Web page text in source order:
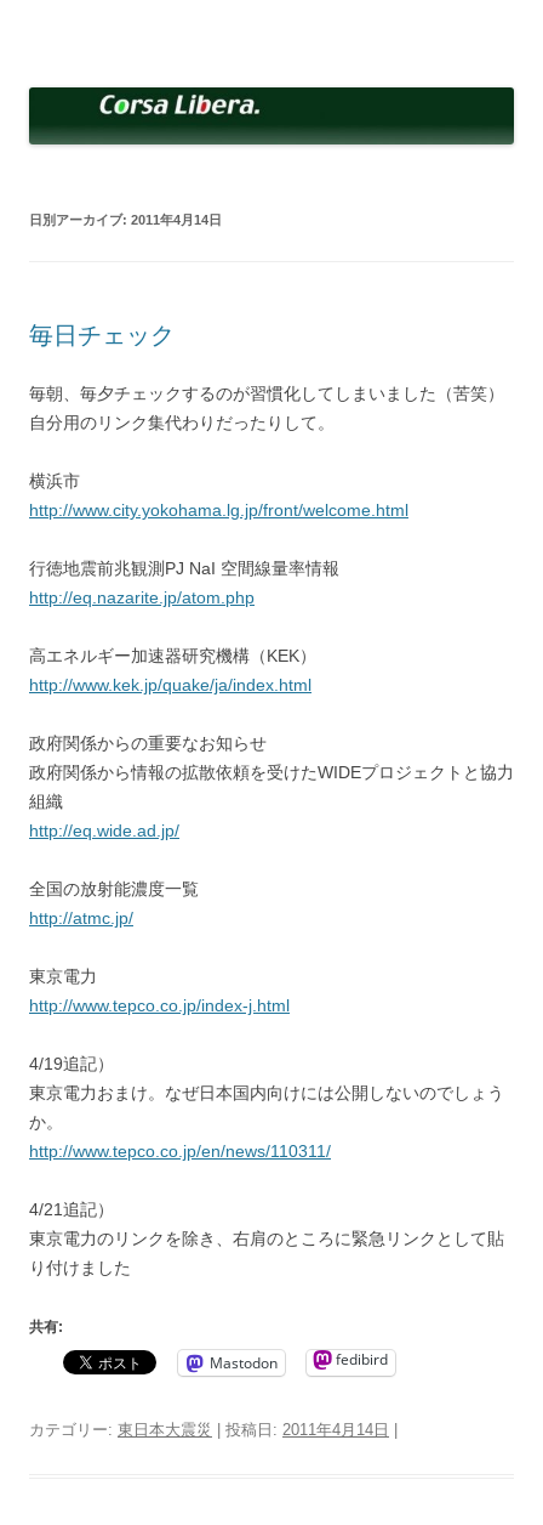
へ
ッ
日別アーカイブ: 2011年4月14日
毎日チェック
毎朝、毎夕チェックするのが習慣化してしまいました（苦笑）
自分用のリンク集代わりだったりして。
横浜市
http://www.city.yokohama.lg.jp/front/welcome.html
行徳地震前兆観測PJ NaI 空間線量率情報
http://eq.nazarite.jp/atom.php
高エネルギー加速器研究機構（KEK）
http://www.kek.jp/quake/ja/index.html
政府関係からの重要なお知らせ
政府関係から情報の拡散依頼を受けたWIDEプロジェクトと協力
組織
http://eq.wide.ad.jp/
全国の放射能濃度一覧
http://atmc.jp/
東京電力
http://www.tepco.co.jp/index-j.html
4/19追記）
東京電力おまけ。なぜ日本国内向けには公開しないのでしょう
か。
http://www.tepco.co.jp/en/news/110311/
4/21追記）
東京電力のリンクを除き、右肩のところに緊急リンクとして貼
り付けました
共有:
Mastodon fedibird
カテゴリー: 東日本大震災 | 投稿日: 2011年4月14日 |